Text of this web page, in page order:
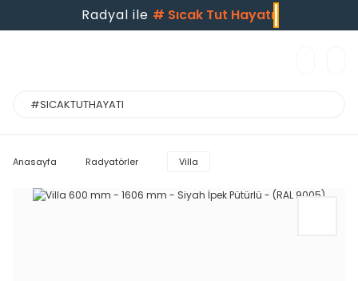
Radyal ile # Sıcak Tut Hayatı
Anasayfa Radyatörler Villa